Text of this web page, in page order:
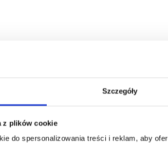
Szczegóły
z plików cookie
do spersonalizowania treści i reklam, aby